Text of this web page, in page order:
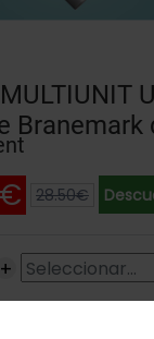
Branemark
28.50€